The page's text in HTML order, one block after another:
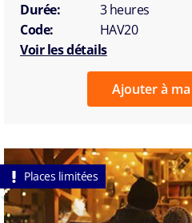
Durée:
3 heures
Code:
HAV20
Voir les détails
Ajouter à
Places limitées